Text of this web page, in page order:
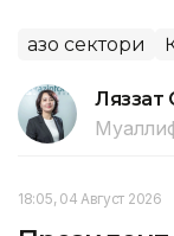
Ғазо сектори
Ляззат
18:05, 04 Август 2026